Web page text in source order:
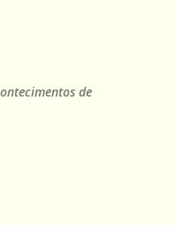
de